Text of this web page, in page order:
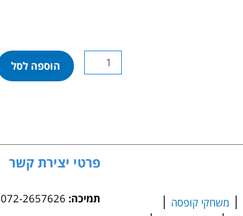
כמות
של
חלקים
Melissa
הוספה לסל
משחקי קופסה
פרטי יצירת קשר
תמיכה: 072-2657626